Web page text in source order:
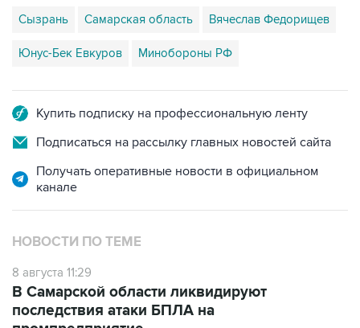
Юнус-Бек Евкуров Минобороны РФ
Подписаться на рассылку главных новостей сайта
Получать оперативные новости в официальном
НОВОСТИ ПО ТЕМЕ
8 августа 11:29
последствия атаки БПЛА на
промпредприятие